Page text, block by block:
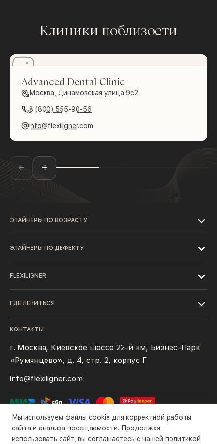
Клиники поблизости
Advanced Dental Clinic
Москва, Динамовская улица 9с2
8 (800) 555-90-56
info@flexiligner.com
ЭЛАЙНЕРЫ ПО ВОЗРАСТУ
ЭЛАЙНЕРЫ ПО ДЕФЕКТУ
FLEXILIGNER
ГДЕ ЛЕЧИТЬСЯ
КОНТАКТЫ
г. Москва, Киевское шоссе 22-й км, Бизнес-Парк
«Румянцево», д. 4, стр. 2, корпус Г
info@flexiligner.com
Политика конфиденциальности Файлы cookie Правила оплаты
Мы используем файлы cookie для корректной работы
сайта и анализа посещаемости. Продолжая
использовать сайт, вы соглашаетесь с нашей политикой